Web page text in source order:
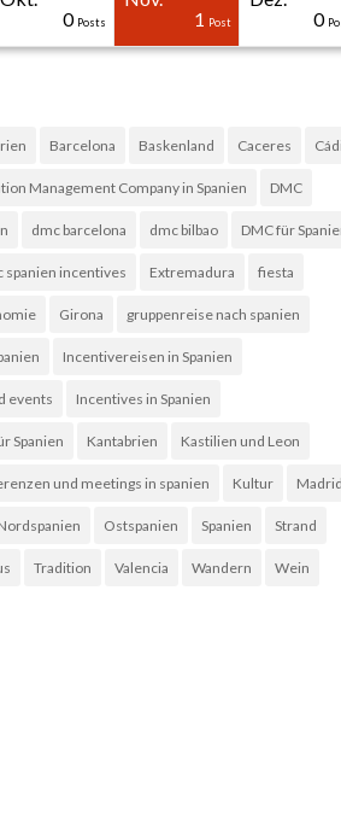
0 Posts
1 Post
0
Barcelona Baskenland Caceres
Management Company in Spanien DMC
dmc barcelona dmc bilbao DMC für
spanien incentives Extremadura fiesta
Girona gruppenreise nach spanien
Incentivereisen in Spanien
events Incentives in Spanien
Spanien Kantabrien Kastilien und Leon
und meetings in spanien Kultur
Ostspanien Spanien Strand
Tradition Valencia Wandern Wein